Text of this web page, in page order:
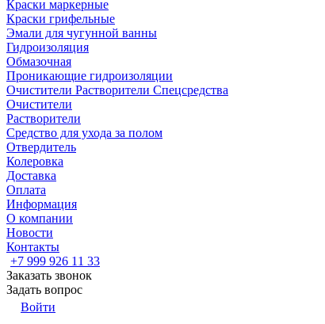
Краски маркерные
Краски грифельные
Эмали для чугунной ванны
Гидроизоляция
Обмазочная
Проникающие гидроизоляции
Очистители Растворители Спецсредства
Очистители
Растворители
Средство для ухода за полом
Отвердитель
Колеровка
Доставка
Оплата
Информация
О компании
Новости
Контакты
+7 999 926 11 33
Заказать звонок
Задать вопрос
Войти